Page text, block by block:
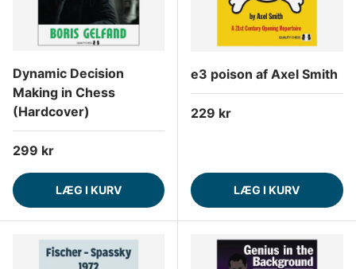
Dynamic Decision
Making in Chess
(Hardcover)
Normalpris
299 kr
LÆG I KURV
e3 poison af Axel Smith
Normalpris
229 kr
LÆG I KURV